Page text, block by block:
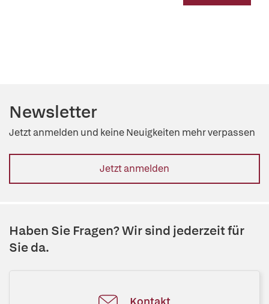
Newsletter
Jetzt anmelden und keine Neuigkeiten mehr verpassen
Jetzt anmelden
Haben Sie Fragen? Wir sind jederzeit für
Sie da.